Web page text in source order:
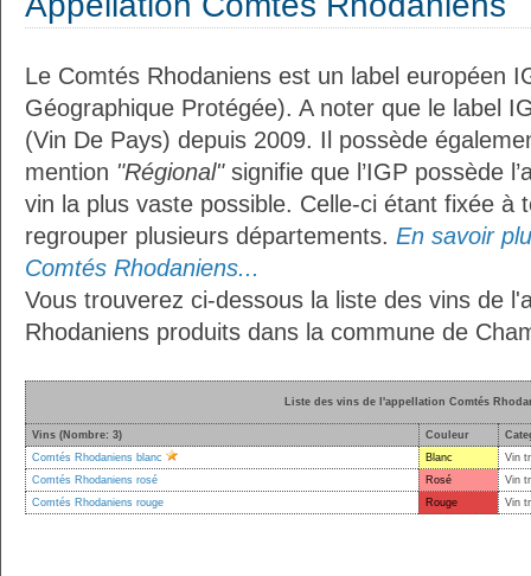
Le Comtés Rhodaniens est un label européen
Géographique Protégée). A noter que le label
(Vin De Pays) depuis 2009. Il possède
mention "Régional"signifie que l’IGP possède
vin la plus vaste possible. Celle-ci étant fixée à
regrouper plusieurs départements. En savoir
Comtés Rhodaniens...
Vous trouverez ci-dessous la liste des vins de
Rhodaniens produits dans la commune de
Liste des vins de l'appellation Comtés
Vins (Nombre: 3) Couleur
Comtés Rhodaniens blanc
Blanc
Vin
Comtés Rhodaniens rosé
Rosé
Vin
Comtés Rhodaniens rouge
Rouge Vin